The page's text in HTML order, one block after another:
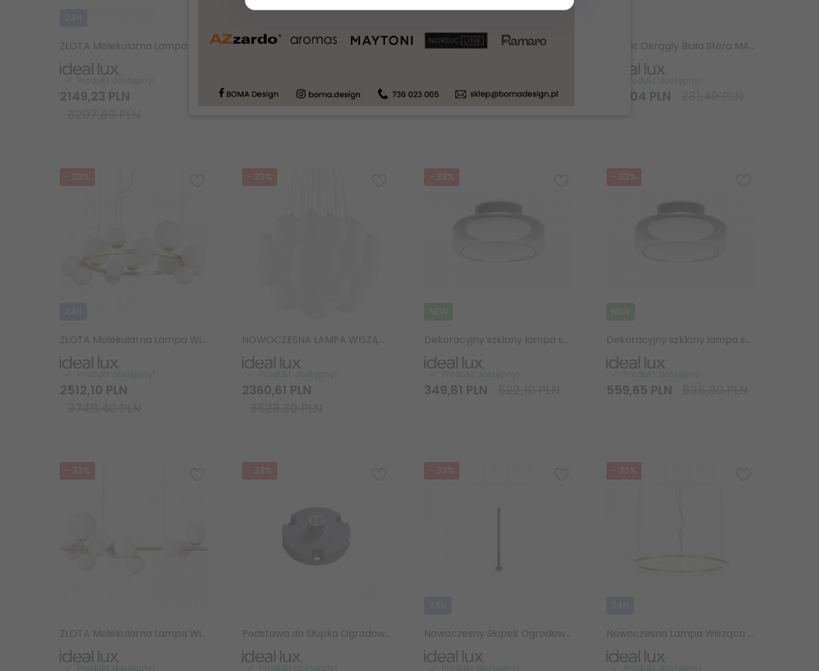
2149,23 PLN
Szklana Lampa Wisząca BLOSSOM IDEAL LUX 241517 Klosz Szary
616,60 PLN 920,30 PLN 458, 01 PLN 683,60 PLN
Kinkiet Okrągły Biała Sfera MAPA BIANCO AP1 059808 IDEAL LUX
04 PLN
- 33 %
ZŁOTA Molekularna Lampa Wisząca Ring Szklane Kule Kule IDEAL LUX PERLAGE SP14 283814 Lampa Do Salonu - Jadalni
2512,10 PLN
- 33 %
NOWOCZESNA LAMPA WISZĄCA SZKLANE KULE MAPA PLUS SP22 IDEAL LUX BIAŁA 140230
2360,61 PLN
- 33 %
Dekoracyjny szklany lampa sufitowa plafon z podwójnym szklanym kloszem efekt dymu TOPICO PL D25 333007 Ideal Lux
349,81 PLN
- 33 %
Dekoracyjny szklany lampa sufitowa plafon z podwójnym szklanym kloszem efekt dymu TOPICO PL D35 333014 Ideal Lux
559,65 PLN
- 33 %
ZŁOTA Molekularna Lampa Wisząca Szklane Kule Kule IDEAL LUX PERLAGE SP10 283791 Lampa Do Salonu - Jadalni
- 33 %
Podstawa do Słupka Ogrodowego Antracyt JEDI 308227 IDEAL LUX
- 33 %
Nowoczesny Słupek Ogrodowy LED Antracyt JEDI PT H800 306780 IDEAL LUX
- 33 %
Nowoczesna Lampa Wisząca Mosiądz LED Okrąg CROWN SP D60 314938 IDEAL LUX